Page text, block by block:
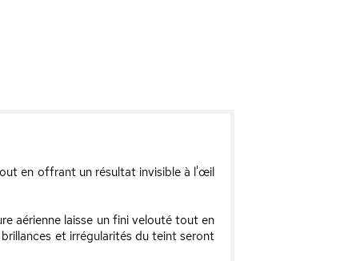
en offrant un résultat invisible à l'œil
aérienne laisse un fini velouté tout en
et irrégularités du teint seront